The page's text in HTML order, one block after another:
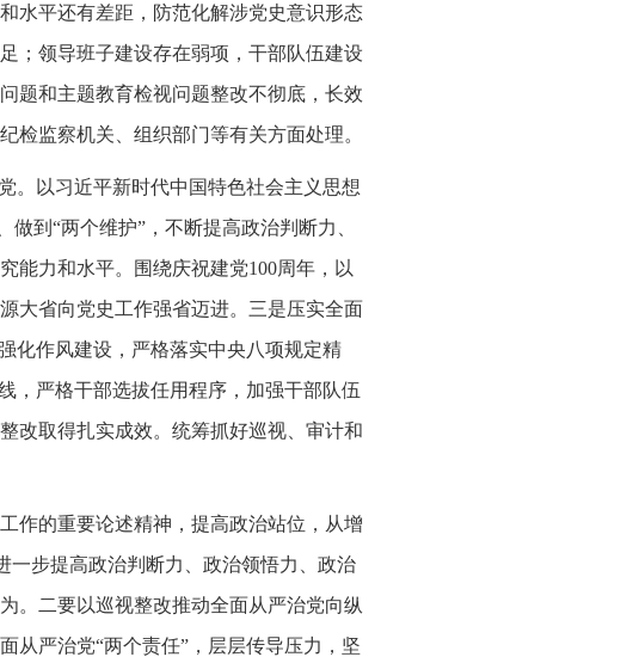
水平还有差距，防范化解涉党史意识形态
；领导班子建设存在弱项，干部队伍建设
题和主题教育检视问题整改不彻底，长效
检监察机关、组织部门等有关方面处理。
。以习近平新时代中国特色社会主义思想
到“两个维护”，不断提高政治判断力、
能力和水平。围绕庆祝建党100周年，以
大省向党史工作强省迈进。三是压实全面
化作风建设，严格落实中央八项规定精
，严格干部选拔任用程序，加强干部队伍
改取得扎实成效。统筹抓好巡视、审计和
作的重要论述精神，提高政治站位，从增
一步提高政治判断力、政治领悟力、政治
。二要以巡视整改推动全面从严治党向纵
从严治党“两个责任”，层层传导压力，坚